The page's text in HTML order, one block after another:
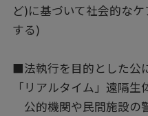
ど)に基づいて社会的な
する)
■法執行を目的とした公
「リアルタイム」遠隔生
公的機関や民間施設の